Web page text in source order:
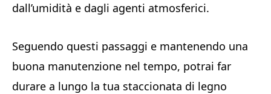
dall’umidità e dagli agenti atmosferici.
Seguendo questi passaggi e mantenendo una
buona manutenzione nel tempo, potrai far
durare a lungo la tua staccionata di legno